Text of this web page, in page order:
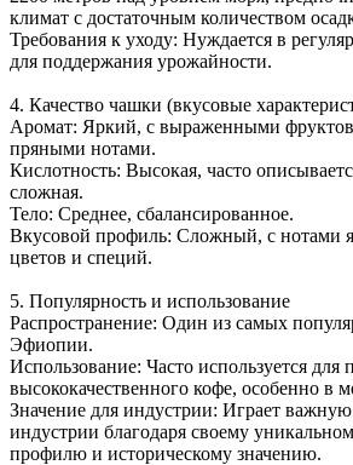
климат с достаточным количеством
Требования к уходу: Нуждается в
для поддержания урожайности.
4. Качество чашки (вкусовые
Аромат: Яркий, с выраженными
пряными нотами.
Кислотность: Высокая, часто
сложная.
Тело: Среднее, сбалансированное.
Вкусовой профиль: Сложный, с нотами
цветов и специй.
5. Популярность и использование
Распространение: Один из самых
Эфиопии.
Использование: Часто используется для
высококачественного кофе, особенно в
Значение для индустрии: Играет
индустрии благодаря своему
профилю и историческому значению.